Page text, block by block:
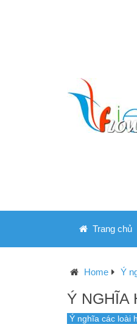
Trang chủ
Home Ý
Ý NGHĨA
Ý nghĩa các loài